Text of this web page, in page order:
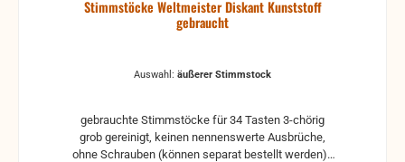
Stimmstöcke Weltmeister Diskant Kunststoff
gebraucht
Auswahl: äußerer Stimmstock
grob gereinigt, keinen nennenswerte Ausbrüche,
ohne Schrauben (können separat bestellt werden)